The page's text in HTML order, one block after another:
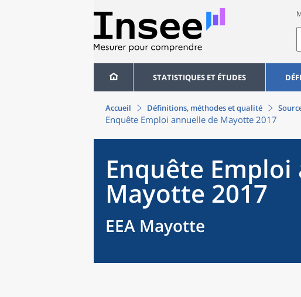
STATISTIQUES ET ÉTUDES
Accueil Définitions, méthodes et qualité
Enquête Emploi annuelle de Mayotte 2017
Enquête
Mayotte 2017
EEA Mayotte